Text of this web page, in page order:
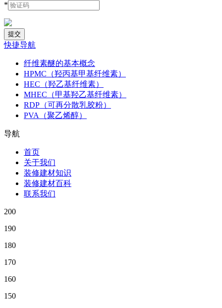
*
快捷导航
纤维素醚的基本概念
HPMC（羟丙基甲基纤维素）
HEC（羟乙基纤维素）
MHEC（甲基羟乙基纤维素）
RDP（可再分散乳胶粉）
PVA（聚乙烯醇）
导航
首页
关于我们
装修建材知识
装修建材百科
联系我们
200
190
180
170
160
150